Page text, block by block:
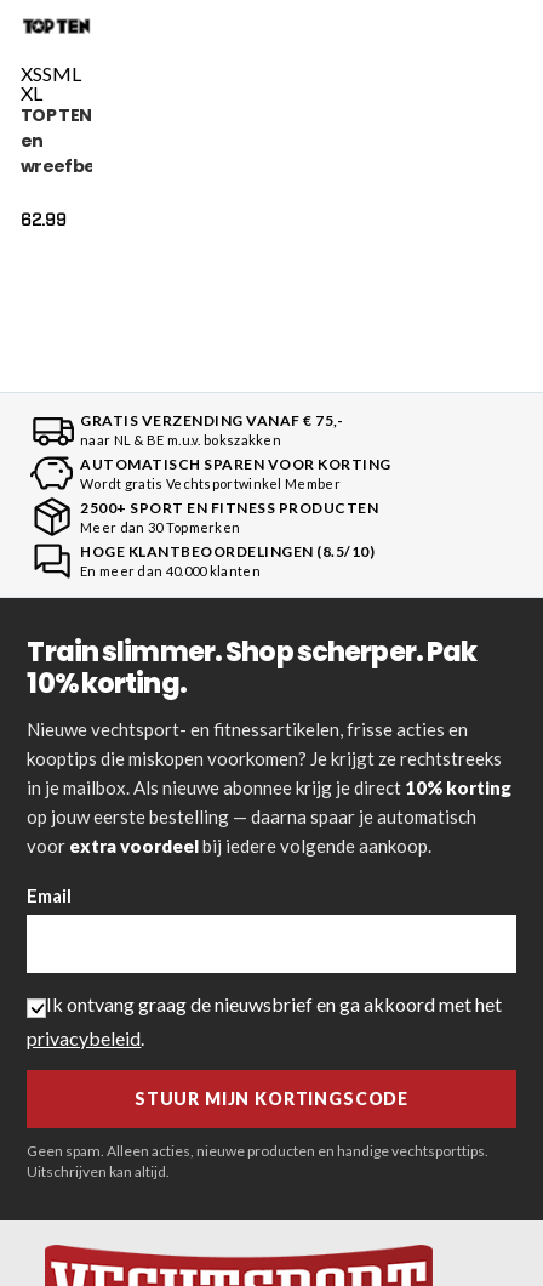
XSSML
XL
TOP TEN Scheen-
en
wreefbeschermer
62.99
GRATIS VERZENDING VANAF € 75,-
naar NL & BE m.u.v. bokszakken
AUTOMATISCH SPAREN VOOR KORTING
Wordt gratis Vechtsportwinkel Member
2500+ SPORT EN FITNESS PRODUCTEN
Meer dan 30 Topmerken
HOGE KLANTBEOORDELINGEN (8.5/10)
En meer dan 40.000 klanten
Train slimmer. Shop scherper. Pak
10% korting.
Nieuwe vechtsport- en fitnessartikelen, frisse acties en
kooptips die miskopen voorkomen? Je krijgt ze rechtstreeks
in je mailbox. Als nieuwe abonnee krijg je direct 10% korting
op jouw eerste bestelling — daarna spaar je automatisch
voor extra voordeelbij iedere volgende aankoop.
Email
Ik ontvang graag de nieuwsbrief en ga akkoord met het
privacybeleid
Geen spam. Alleen acties, nieuwe producten en handige vechtsporttips.
Uitschrijven kan altijd.